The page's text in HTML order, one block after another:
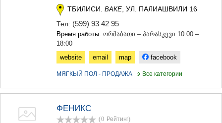
СТЕПАНЦМИНДА (КАЗБЕГИ)
РАЧА-ЛЕЧХУМИ/НИЖНЯЯ
АМБРОЛАУРИ
ЦАГЕРИ
СВАНЕТИЯ
АБАША
ТБИЛИСИ. ВАКЕ , УЛ. ПАЛИАШВИЛИ 16
Тел: (599) 93 42 95
Время работы: ორშაბათი – პარასკევი 10:00 –
18:00
website
email map facebook
МЯГКЫЙ ПОЛ - ПРОДАЖА Все категории
ФЕНИКС
(0 Рейтинг)